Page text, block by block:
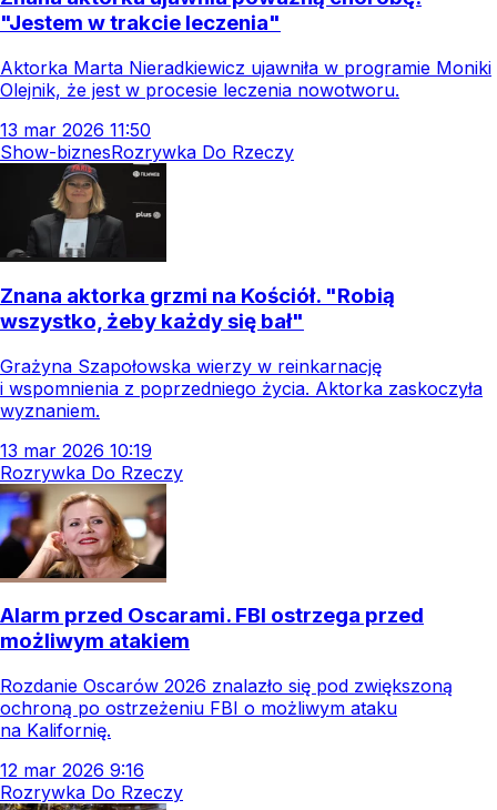
"Jestem w trakcie leczenia"
Aktorka Marta Nieradkiewicz ujawniła w programie Moniki
Olejnik, że jest w procesie leczenia nowotworu.
13 mar 2026 11:50
Show-biznesRozrywka Do Rzeczy
Znana aktorka grzmi na Kościół. "Robią
wszystko, żeby każdy się bał"
Grażyna Szapołowska wierzy w reinkarnację
i wspomnienia z poprzedniego życia. Aktorka zaskoczyła
wyznaniem.
13 mar 2026 10:19
Rozrywka Do Rzeczy
Alarm przed Oscarami. FBI ostrzega przed
możliwym atakiem
Rozdanie Oscarów 2026 znalazło się pod zwiększoną
ochroną po ostrzeżeniu FBI o możliwym ataku
na Kalifornię.
12 mar 2026 9:16
Rozrywka Do Rzeczy